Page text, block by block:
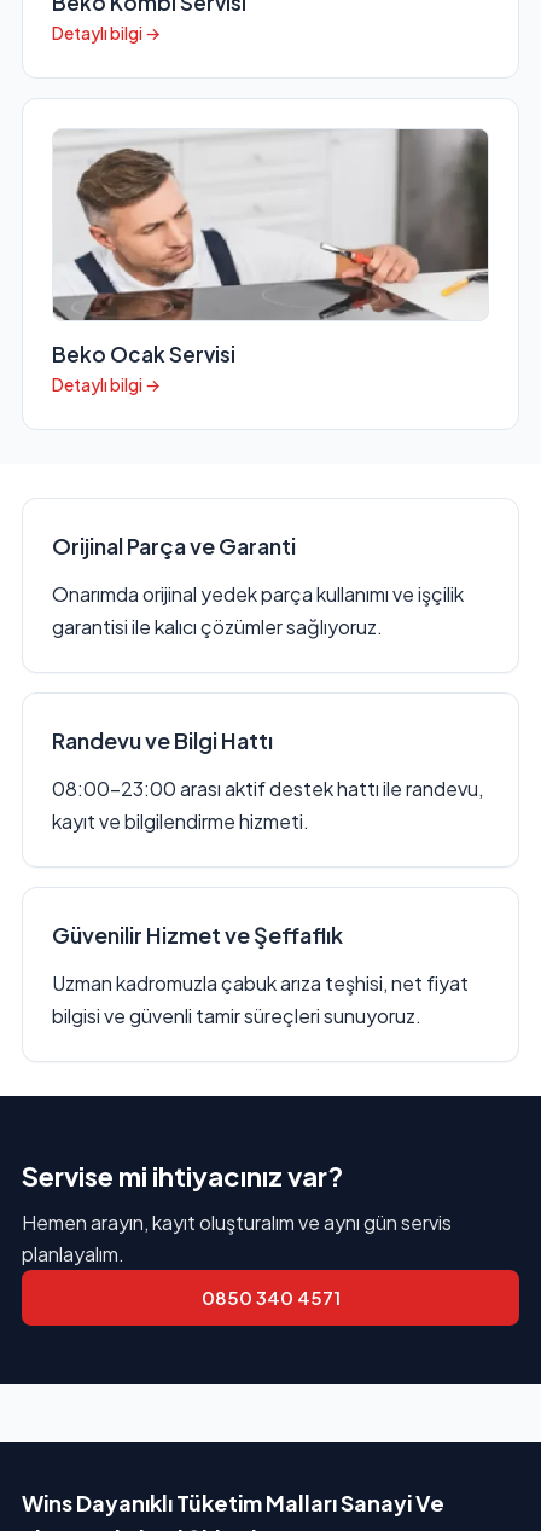
Detaylı bilgi →
Beko Ocak Servisi
Detaylı bilgi →
Orijinal Parça ve Garanti
Onarımda orijinal yedek parça kullanımı ve işçilik
garantisi ile kalıcı çözümler sağlıyoruz.
Randevu ve Bilgi Hattı
08:00–23:00 arası aktif destek hattı ile randevu,
kayıt ve bilgilendirme hizmeti.
Güvenilir Hizmet ve Şeffaflık
Uzman kadromuzla çabuk arıza teşhisi, net fiyat
bilgisi ve güvenli tamir süreçleri sunuyoruz.
Servise mi ihtiyacınız var?
Hemen arayın, kayıt oluşturalım ve aynı gün servis
planlayalım.
0850 340 4571
Wins Dayanıklı Tüketim Malları Sanayi Ve